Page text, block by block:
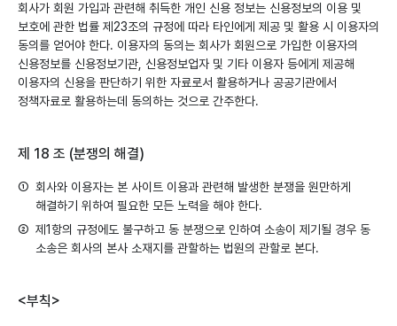
회사가 회원 가입과 관련해 취득한 개인 신용 정보는 신용정보의 이용 및
보호에 관한 법률 제23조의 규정에 따라 타인에게 제공 및 활용 시 이용자의
동의를 얻어야 한다. 이용자의 동의는 회사가 회원으로 가입한 이용자의
신용정보를 신용정보기관, 신용정보업자 및 기타 이용자 등에게 제공해
이용자의 신용을 판단하기 위한 자료로서 활용하거나 공공기관에서
정책자료로 활용하는데 동의하는 것으로 간주한다.
제 18 조 (분쟁의 해결)
① 회사와 이용자는 본 사이트 이용과 관련해 발생한 분쟁을 원만하게
해결하기 위하여 필요한 모든 노력을 해야 한다.
② 제1항의 규정에도 불구하고 동 분쟁으로 인하여 소송이 제기될 경우 동
소송은 회사의 본사 소재지를 관할하는 법원의 관할로 본다.
<부칙>